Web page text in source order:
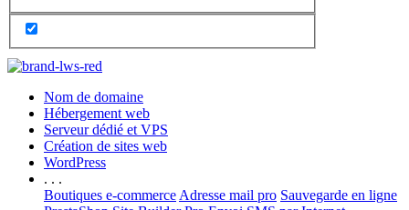
Nom de domaine
Hébergement web
Serveur dédié et VPS
Création de sites web
WordPress
. . .
Boutiques e-commerce Adresse mail pro Sauvegarde en ligne